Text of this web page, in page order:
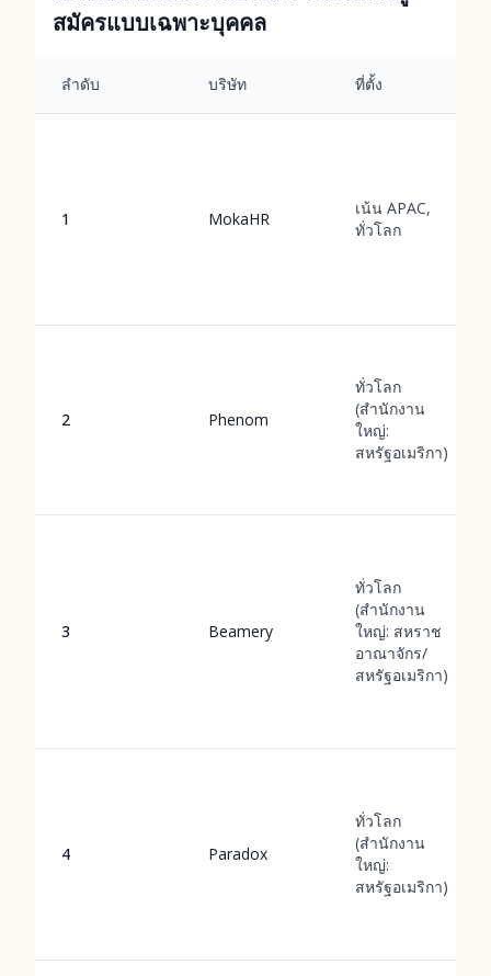
สมัครแบบเฉพาะบุคคล
ลำดับ บริษัท ที่ตั้ง
1 MokaHR
เน้น APAC,
ทั่วโลก
2 Phenom
ทั่วโลก
(สำนักงาน
ใหญ่:
สหรัฐอเมริกา)
3 Beamery
ทั่วโลก
(สำนักงาน
ใหญ่: สหราช
อาณาจักร/
สหรัฐอเมริกา)
4 Paradox
ทั่วโลก
(สำนักงาน
ใหญ่:
สหรัฐอเมริกา)